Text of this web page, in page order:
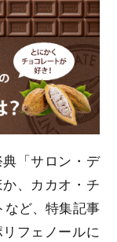
「サロン・デ
、カカオ・チ
など、特集記事
フェノールに